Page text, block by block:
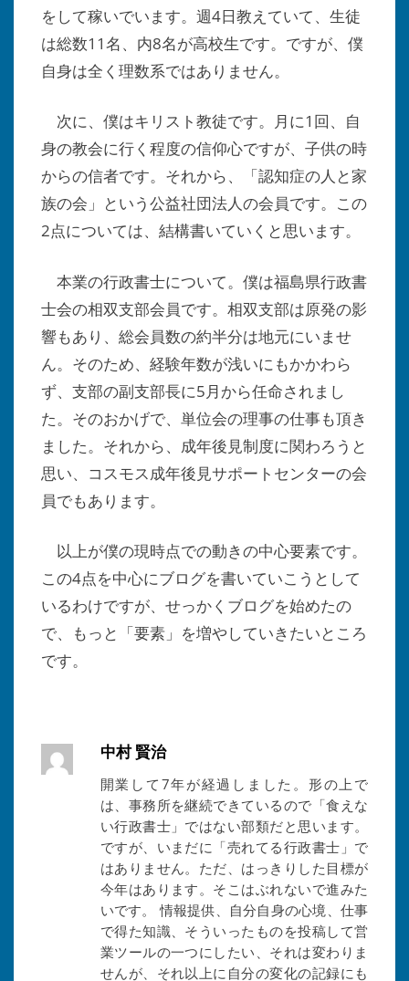
をして稼いでいます。週4日教えていて、生徒
は総数11名、内8名が高校生です。ですが、僕
自身は全く理数系ではありません。
次に、僕はキリスト教徒です。月に1回、自
身の教会に行く程度の信仰心ですが、子供の時
からの信者です。それから、「認知症の人と家
族の会」という公益社団法人の会員です。この
2点については、結構書いていくと思います。
本業の行政書士について。僕は福島県行政書
士会の相双支部会員です。相双支部は原発の影
響もあり、総会員数の約半分は地元にいませ
ん。そのため、経験年数が浅いにもかかわら
ず、支部の副支部長に5月から任命されまし
た。そのおかげで、単位会の理事の仕事も頂き
ました。それから、成年後見制度に関わろうと
思い、コスモス成年後見サポートセンターの会
員でもあります。
以上が僕の現時点での動きの中心要素です。
この4点を中心にブログを書いていこうとして
いるわけですが、せっかくブログを始めたの
で、もっと「要素」を増やしていきたいところ
です。
中村 賢治
開業して7年が経過しました。形の上で
は、事務所を継続できているので「食えな
い行政書士」ではない部類だと思います。
ですが、いまだに「売れてる行政書士」で
はありません。ただ、はっきりした目標が
今年はあります。そこはぶれないで進みた
いです。 情報提供、自分自身の心境、仕事
で得た知識、そういったものを投稿して営
業ツールの一つにしたい、それは変わりま
せんが、それ以上に自分の変化の記録にも